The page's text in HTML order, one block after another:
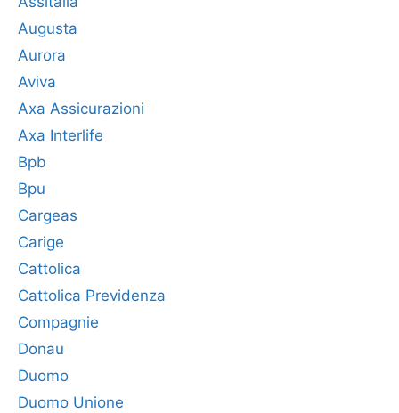
Augusta
Aurora
Aviva
Axa Assicurazioni
Axa Interlife
Bpb
Bpu
Cargeas
Carige
Cattolica
Cattolica Previdenza
Compagnie
Donau
Duomo
Duomo Unione